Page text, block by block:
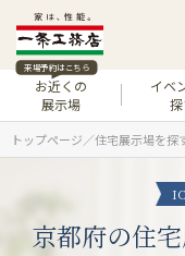
来場予約はこちら
お近くの
展示場
イベ
トップページ 住宅展示場を探
京都府の住